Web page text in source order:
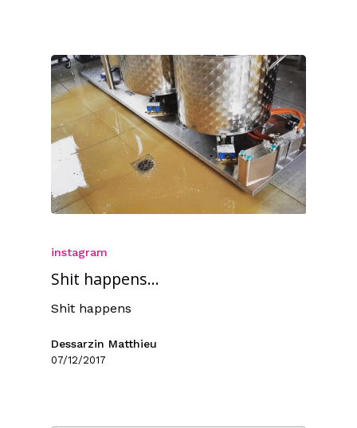
instagram
Shit happens...
Shit happens
Dessarzin Matthieu
07/12/2017